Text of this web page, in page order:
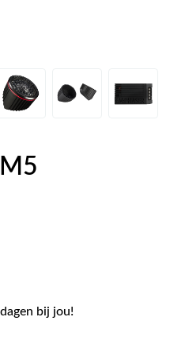
bij jou!